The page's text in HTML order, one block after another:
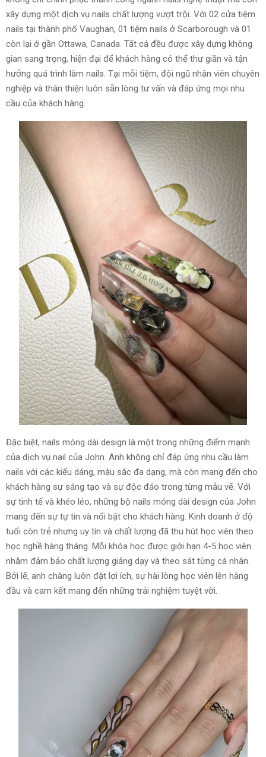
xây dựng một dịch vụ nails chất lượng vượt trội. Với 02 cửa tiệm
nails tại thành phố Vaughan, 01 tiệm nails ở Scarborough và 01
còn lại ở gần Ottawa, Canada. Tất cả đều được xây dựng không
gian sang trọng, hiện đại để khách hàng có thể thư giãn và tận
hưởng quá trình làm nails. Tại mỗi tiệm, đội ngũ nhân viên chuyên
nghiệp và thân thiện luôn sẵn lòng tư vấn và đáp ứng mọi nhu
cầu của khách hàng.
Đặc biệt, nails móng dài design là một trong những điểm mạnh
của dịch vụ nail của John. Anh không chỉ đáp ứng nhu cầu làm
nails với các kiểu dáng, màu sắc đa dạng, mà còn mang đến cho
khách hàng sự sáng tạo và sự độc đáo trong từng mẫu vẽ. Với
sự tinh tế và khéo léo, những bộ nails móng dài design của John
mang đến sự tự tin và nổi bật cho khách hàng. Kinh doanh ở độ
tuổi còn trẻ nhưng uy tín và chất lượng đã thu hút học viên theo
học nghề hàng tháng. Mỗi khóa học được giới hạn 4-5 học viên
nhằm đảm bảo chất lượng giảng dạy và theo sát từng cá nhân.
Bởi lẽ, anh chàng luôn đặt lợi ích, sự hài lòng học viên lên hàng
đầu và cam kết mang đến những trải nghiệm tuyệt vời.